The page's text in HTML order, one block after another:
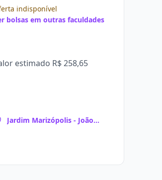
indisponível
bolsas em outras faculdades
estimado R$ 258,65
Jardim Marizópolis - João